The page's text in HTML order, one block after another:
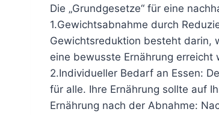
Die „Grundgesetze“ für eine
1.Gewichtsabnahme durch
Gewichtsreduktion besteht darin,
eine bewusste Ernährung
2.Individueller Bedarf an Essen:
für alle. Ihre Ernährung sollte auf
Ernährung nach der Abnahme: